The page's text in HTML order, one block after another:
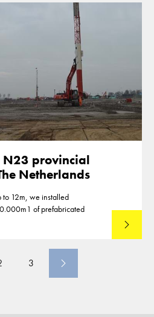
N23 provincial
Netherlands
12m, we installed
of prefabricated
Lees
3